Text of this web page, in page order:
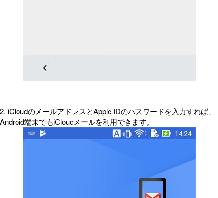
2. iCloudのメールアドレスとApple IDのパスワードを入力すれば、
Android端末でもiCloudメールを利用できます。